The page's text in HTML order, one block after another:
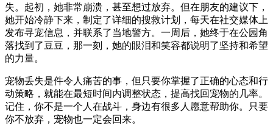
失。起初，她非常崩溃，甚至想过放弃。但在朋友的建议下，
她开始冷静下来，制定了详细的搜救计划，每天在社交媒体上
发布寻宠信息，并联系了当地警方。一周后，她终于在公园角
落找到了豆豆，那一刻，她的眼泪和笑容都说明了坚持和希望
的力量。
宠物丢失是件令人痛苦的事，但只要你掌握了正确的心态和行
动策略，就能在最短时间内调整状态，提高找回宠物的几率。
记住，你不是一个人在战斗，身边有很多人愿意帮助你。只要
你不放弃，宠物也一定会回来。